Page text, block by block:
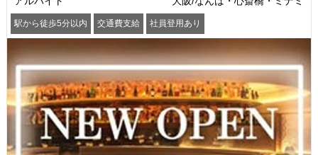
駅から徒歩5分以内 交通費支給 社員登用あり